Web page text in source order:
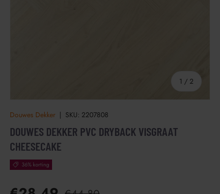
1 / van
2
Douwes Dekker | SKU: 2207808
DOUWES DEKKER PVC DRYBACK VISGRAAT
CHEESECAKE
36% korting